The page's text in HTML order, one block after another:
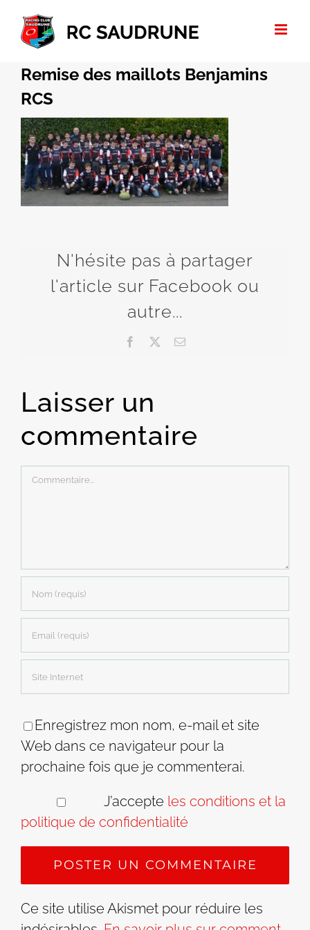
Passer
contenu
Remise des maillots Benjamins
RCS
N'hésite pas à partager
l'article sur Facebook ou
autre...
Facebook Email
Laisser un
commentaire
Commentaire
Enregistrez mon nom, e-mail et site
Web dans ce navigateur pour la
prochaine fois que je commenterai.
J’accepte les conditions et la
politique de confidentialité
Ce site utilise Akismet pour réduire les